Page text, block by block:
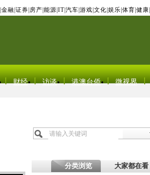
金融 证券 房产 能源 IT| 汽车 游戏 文化 娱乐 体育 健康
财经 访谈 港澳台侨 微视界
分类浏览 大家都在看